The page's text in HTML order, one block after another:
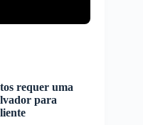
requer uma
para